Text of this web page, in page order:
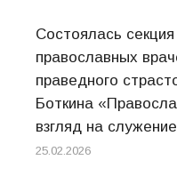
Состоялась
православных
праведного
Боткина
взгляд на
25.02.2026